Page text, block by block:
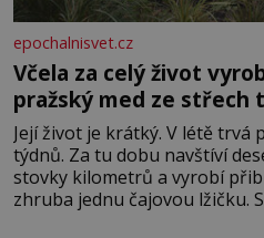
epochalnisvet.cz
Včela za celý život
pražský med ze střech
Její život je krátký. V létě trvá
týdnů. Za tu dobu navštíví
stovky kilometrů a vyrobí
zhruba jednu čajovou lžičku.